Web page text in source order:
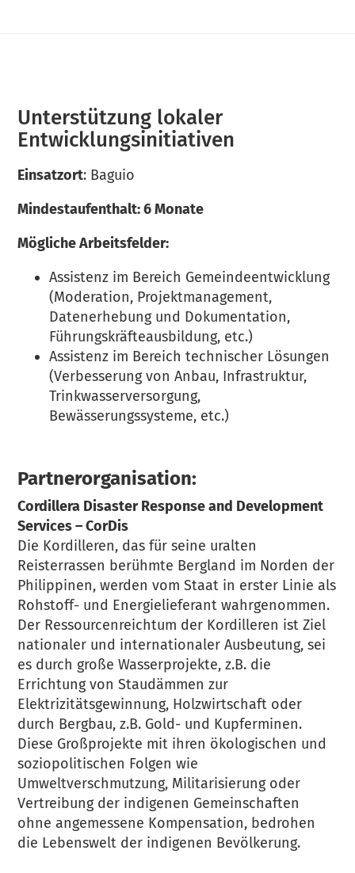
Unterstützung lokaler
Entwicklungsinitiativen
Einsatzort: Baguio
Mindestaufenthalt: 6 Monate
Mögliche Arbeitsfelder:
Assistenz im Bereich Gemeindeentwicklung
(Moderation, Projektmanagement,
Datenerhebung und Dokumentation,
Führungskräfteausbildung, etc.)
Assistenz im Bereich technischer Lösungen
(Verbesserung von Anbau, Infrastruktur,
Trinkwasserversorgung,
Bewässerungssysteme, etc.)
Partnerorganisation:
Cordillera Disaster Response and Development
Services – CorDis
Die Kordilleren, das für seine uralten
Reisterrassen berühmte Bergland im Norden der
Philippinen, werden vom Staat in erster Linie als
Rohstoff- und Energielieferant wahrgenommen.
Der Ressourcenreichtum der Kordilleren ist Ziel
nationaler und internationaler Ausbeutung, sei
es durch große Wasserprojekte, z.B. die
Errichtung von Staudämmen zur
Elektrizitätsgewinnung, Holzwirtschaft oder
durch Bergbau, z.B. Gold- und Kupferminen.
Diese Großprojekte mit ihren ökologischen und
soziopolitischen Folgen wie
Umweltverschmutzung, Militarisierung oder
Vertreibung der indigenen Gemeinschaften
ohne angemessene Kompensation, bedrohen
die Lebenswelt der indigenen Bevölkerung.